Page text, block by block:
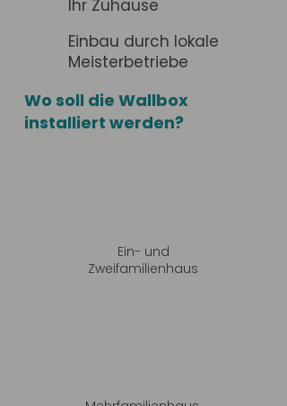
Ihr Zuhause
Einbau durch lokale
Meisterbetriebe
Wo soll die Wallbox
installiert werden?
Ein- und
Zweifamilienhaus